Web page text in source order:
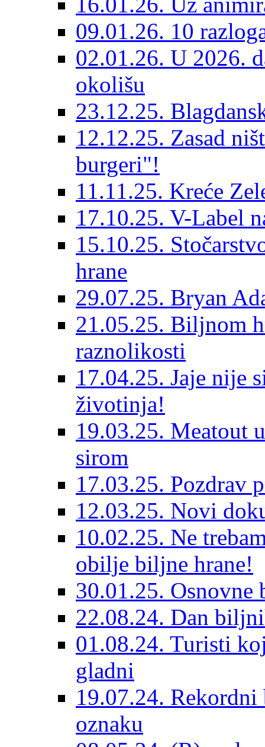
09.01.26. 10
02.01.26. U 2026.
okolišu
23.12.25.
12.12.25. Zasad
burgeri"!
11.11.25. Kreće
17.10.25. V-Label
15.10.25.
hrane
29.07.25. Bryan
21.05.25. Biljnom
raznolikosti
17.04.25. Jaje nije
životinja!
19.03.25. Meatout
sirom
17.03.25. Pozdrav
12.03.25. Novi
10.02.25. Ne
obilje biljne hrane!
30.01.25. Osnovne
22.08.24. Dan
01.08.24. Turisti
gladni
19.07.24.
oznaku